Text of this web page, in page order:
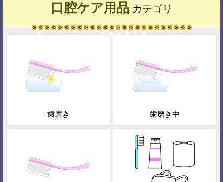
口腔ケア用品 カテゴリ
歯磨き 歯磨き中